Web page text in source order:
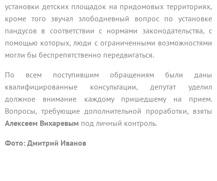
установки детских площадок на придомовых территориях,
кроме того звучал злободневный вопрос по установке
пандусов в соответствии с нормами законодательства, с
помощью которых, люди с ограниченными возможностями
могли бы беспрепятственно передвигаться.
По всем поступившим обращениям были даны
квалифицированные консультации, депутат уделил
должное внимание каждому пришедшему на прием.
Вопросы, требующие дополнительной проработки, взяты
Алексеем Вихаревым под личный контроль.
Фото: Дмитрий Иванов